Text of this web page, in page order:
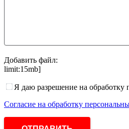
Добавить файл:
limit:15mb]
Я даю разрешение на обработку
Согласие на обработку